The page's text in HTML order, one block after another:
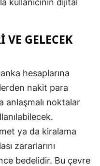
kullanıcının dijital
VE GELECEK
hesaplarına
nakit para
anlaşmalı noktalar
ya da kiralama
zararlarını
bedelidir. Bu çevre